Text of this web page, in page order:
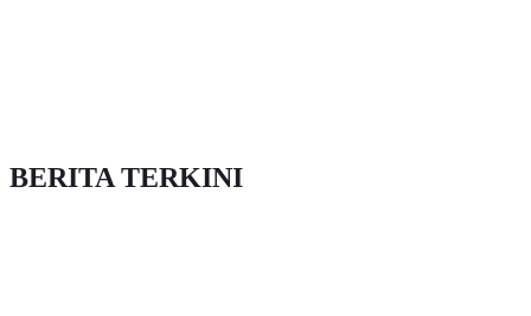
BERITA TERKINI